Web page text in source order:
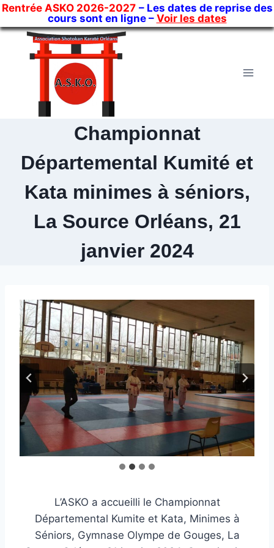
Rentrée ASKO 2026-2027 – Les dates de reprise des
cours sont en ligne – Voir les dates
Skip
Championnat
Départemental Kumité et
Kata minimes à séniors,
La Source Orléans, 21
janvier 2024
L’ASKO a accueilli le Championnat
Départemental Kumite et Kata, Minimes à
Séniors, Gymnase Olympe de Gouges, La